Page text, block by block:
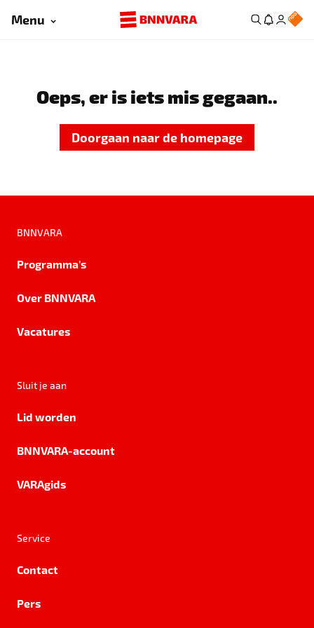
Menu
Oeps, er is iets mis gegaan..
Doorgaan naar de homepage
BNNVARA
Programma's
Over BNNVARA
Vacatures
Sluit je aan
Lid worden
BNNVARA-account
VARAgids
Service
Contact
Pers